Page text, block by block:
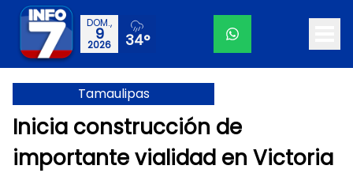
DOM.,
9
2026 34°
Tamaulipas
Inicia construcción de
importante vialidad en Victoria